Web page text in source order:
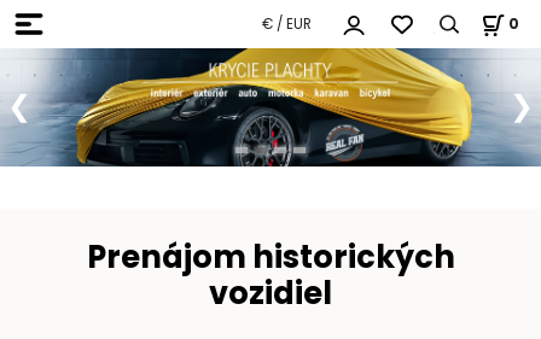
€ / EUR 0
Prenájom historických
vozidiel